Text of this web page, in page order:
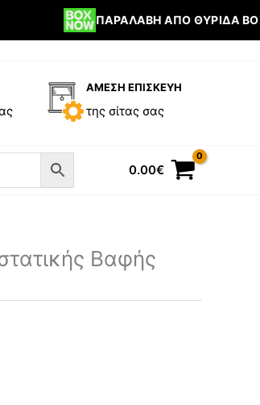
ΠΑΡΑΛΑΒΉ ΑΠΌ ΘΥΡΊΔΑ BOX
ΑΜΕΣΗ ΕΠΙΣΚΕΥΗ
της σίτας σας
0.00€
Βαφής